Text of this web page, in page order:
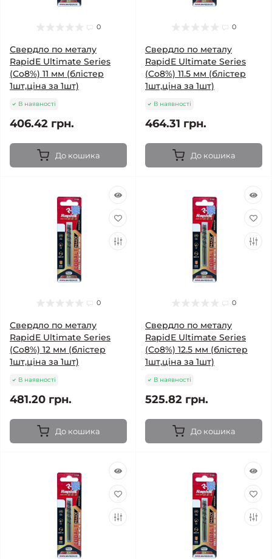
0
Свердло по металу
RapidE Ultimate Series
(Co8%) 11 мм (блістер
1шт,ціна за 1шт)
В наявності
406.42 грн.
До кошика
0
Свердло по металу
RapidE Ultimate Series
(Co8%) 11.5 мм (блістер
1шт,ціна за 1шт)
В наявності
464.31 грн.
До кошика
0
Свердло по металу
RapidE Ultimate Series
(Co8%) 12 мм (блістер
1шт,ціна за 1шт)
В наявності
481.20 грн.
До кошика
0
Свердло по металу
RapidE Ultimate Series
(Co8%) 12.5 мм (блістер
1шт,ціна за 1шт)
В наявності
525.82 грн.
До кошика